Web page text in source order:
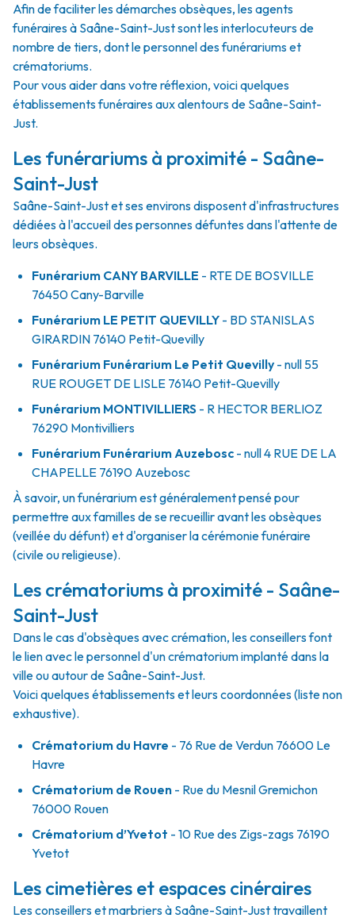
Afin de faciliter les démarches obsèques, les agents
funéraires à Saâne-Saint-Just sont les interlocuteurs de
nombre de tiers, dont le personnel des funérariums et
crématoriums.
Pour vous aider dans votre réflexion, voici quelques
établissements funéraires aux alentours de Saâne-Saint-
Just.
Les funérariums à proximité - Saâne-
Saint-Just
Saâne-Saint-Just et ses environs disposent d'infrastructures
dédiées à l'accueil des personnes défuntes dans l'attente de
leurs obsèques.
Funérarium CANY BARVILLE - RTE DE BOSVILLE
76450Cany-Barville
Funérarium LE PETIT QUEVILLY - BD STANISLAS
GIRARDIN 76140 Petit-Quevilly
Funérarium Funérarium Le Petit Quevilly - null 55
RUE ROUGET DE LISLE 76140 Petit-Quevilly
Funérarium MONTIVILLIERS - R HECTOR BERLIOZ
76290 Montivilliers
Funérarium Funérarium Auzebosc - null4 RUE DE LA
CHAPELLE 76190 Auzebosc
À savoir, un funérarium est généralement pensé pour
permettre aux familles de se recueillir avant les obsèques
(veillée du défunt) et d'organiser la cérémonie funéraire
(civile ou religieuse).
Les crématoriums à proximité - Saâne-
Saint-Just
Dans le cas d'obsèques avec crémation, les conseillers font
le lien avec le personnel d'un crématorium implanté dans la
ville ou autour de Saâne-Saint-Just.
Voici quelques établissements et leurs coordonnées (liste non
exhaustive).
Crématorium du Havre - 76 Rue de Verdun 76600 Le
Havre
Crématorium de Rouen - Rue du Mesnil Gremichon
76000 Rouen
Crématorium d’Yvetot - 10 Rue des Zigs-zags 76190
Yvetot
Les cimetières et espaces cinéraires
Les conseillers et marbriers à Saâne-Saint-Just travaillent